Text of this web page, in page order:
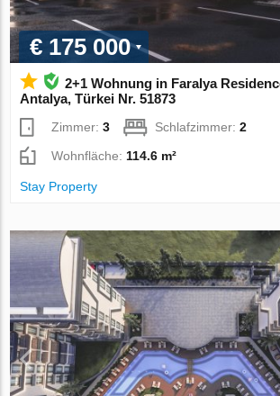
€ 175 000
2+1 Wohnung in Faralya
Antalya, Türkei Nr. 51873
Zimmer:3 Schlafzimmer:2
Wohnfläche: 114.6 m²
Stay Property